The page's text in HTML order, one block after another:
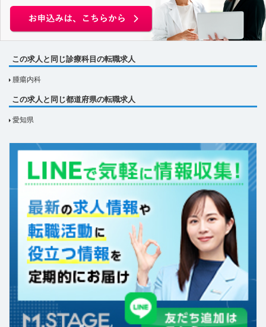
この求人と同じ診療科目の転職求人
腫瘍内科
この求人と同じ都道府県の転職求人
愛知県